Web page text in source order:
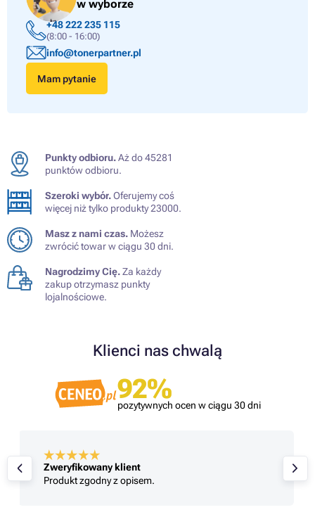
w wyborze
+48 222 235 115
(8:00 - 16:00)
info@tonerpartner.pl
Mam pytanie
Punkty odbioru.Aż do 45281
punktów odbioru.
Szeroki wybór.Oferujemy coś
więcej niż tylko produkty 23000.
Masz z nami czas. Możesz
zwrócić towar w ciągu 30 dni.
Nagrodzimy Cię.Za każdy
zakup otrzymasz punkty
lojalnościowe.
Klienci nas chwalą
92%
pozytywnych ocen w ciągu 30 dni
Zweryfikowany klient
Jestem zadowolony